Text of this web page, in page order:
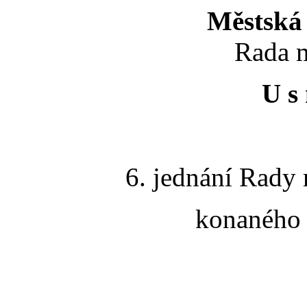
Rada
U s
6. jednání Rady